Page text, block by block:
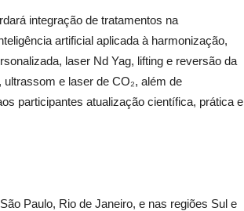
integração de tratamentos na
artificial aplicada à harmonização,
laser Nd Yag, lifting e reversão da
e laser de CO₂, além de
participantes atualização científica, prática e
Paulo, Rio de Janeiro, e nas regiões Sul e
de eletrodomésticos e
amplia uso...